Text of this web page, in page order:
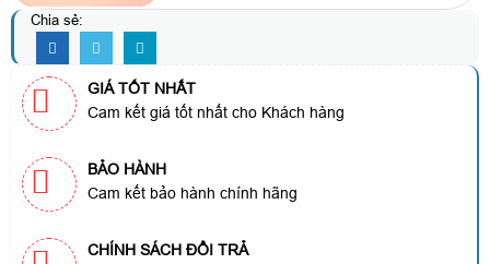
Chia sẻ:
GIÁ TỐT NHẤT
Cam kết giá tốt nhất cho Khách hàng
BẢO HÀNH
Cam kết bảo hành chính hãng
CHÍNH SÁCH ĐỔI TRẢ